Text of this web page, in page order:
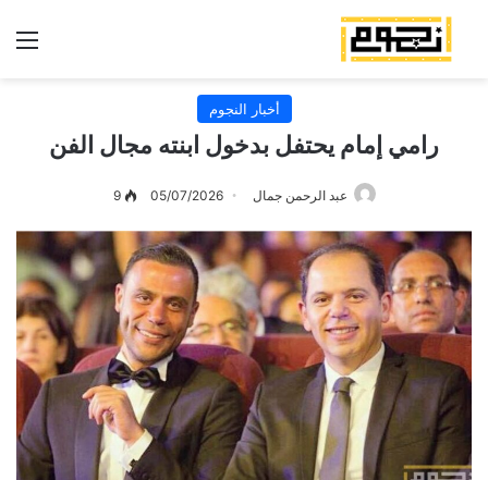
أخبار النجوم
رامي إمام يحتفل بدخول ابنته مجال الفن
عبد الرحمن جمال 05/07/2026
9